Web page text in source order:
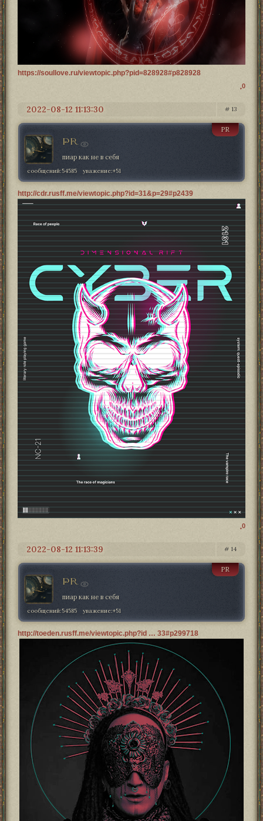
https://soullove.ru/viewtopic.php?pid=828928#p828928
0
13
2022-08-12 11:13:30
PR
PR
пиар как не в себя
сообщений:54585 уважение:+51
http://cdr.rusff.me/viewtopic.php?id=31&p=29#p2439
0
14
2022-08-12 11:13:39
PR
PR
пиар как не в себя
сообщений:54585 уважение:+51
http://toeden.rusff.me/viewtopic.php?id … 33#p299718